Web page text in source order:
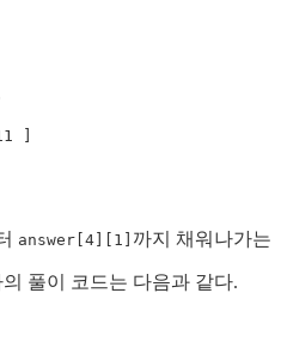
]
answer[4][1] 까지 채워나가는
풀이 코드는 다음과 같다.